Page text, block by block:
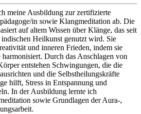
meine Ausbildung zur zertifizierte
in sowie Klangmeditation ab. Die
auf altem Wissen über Klänge, das seit
Heilkunst genutzt wird. Sie
und inneren Frieden, indem sie
Durch das Anschlagen von
entstehen Schwingungen, die die
und die Selbstheilungskräfte
hilft, Stress in Entspannung und
In der Ausbildung lernte ich
sowie Grundlagen der Aura-,